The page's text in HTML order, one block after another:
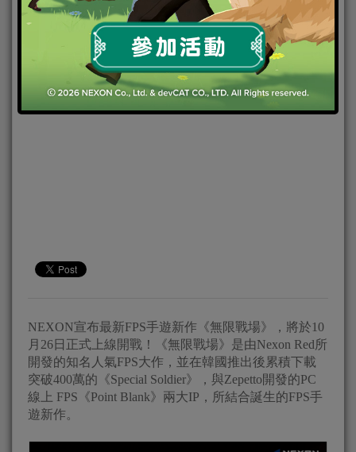
NEXON宣布最新FPS手遊新作《無限戰場》，將於10
月26日正式上線開戰！《無限戰場》是由Nexon Red所
開發的知名人氣FPS大作，並在韓國推出後累積下載
突破400萬的《Special Soldier》，與Zepetto開發的PC
線上 FPS《Point Blank》兩大IP，所結合誕生的FPS手
遊新作。